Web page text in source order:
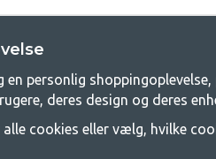
priser på familietelte,
personlig
deres design og deres
cookies eller vælg, hvilke